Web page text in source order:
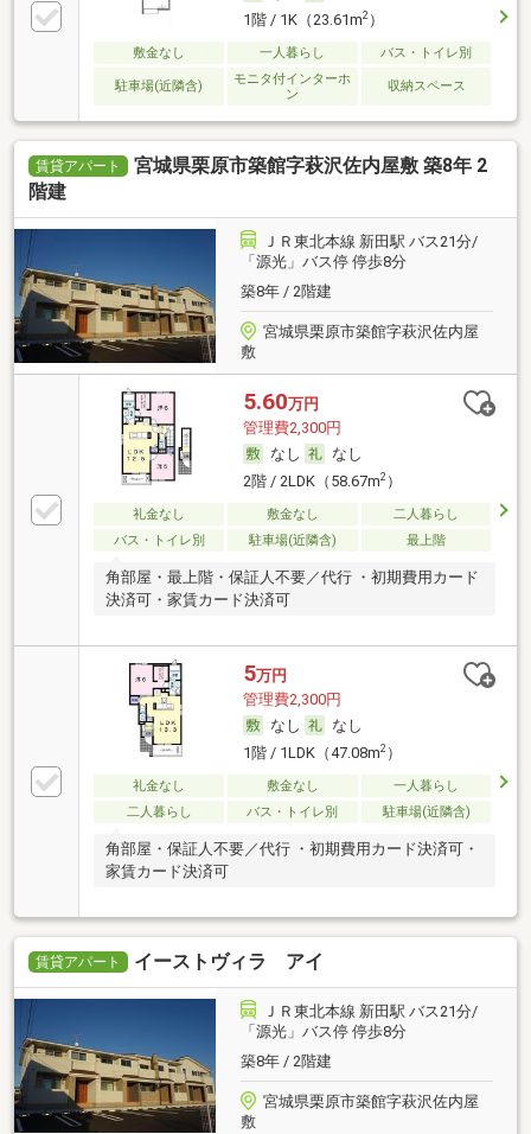
1階 / 1K（23.61m2）
敷金なし 一人暮らし バス・トイレ別
駐車場(近隣含)
モニタ付インターホ
ン
収納スペース
賃貸アパート
宮城県栗原市築館字萩沢佐内屋敷 築8年 2
階建
ＪＲ東北本線 新田駅 バス21分/
「源光」バス停 停歩8分
築8年 / 2階建
宮城県栗原市築館字萩沢佐内屋
敷
5.60万円
管理費2,300円
なし
なし
2階 / 2LDK（58.67m2）
礼金なし 敷金なし
二人暮らし
バス・トイレ別
駐車場(近隣含) 最上階
角部屋・最上階・保証人不要／代行 ・初期費用カード
決済可・家賃カード決済可
5万円
管理費2,300円
なし
なし
1階 / 1LDK（47.08m2）
礼金なし 敷金なし
一人暮らし
二人暮らし
バス・トイレ別 駐車場(近隣含)
角部屋・保証人不要／代行 ・初期費用カード決済可・
家賃カード決済可
賃貸アパート イーストヴィラ アイ
ＪＲ東北本線 新田駅 バス21分/
「源光」バス停 停歩8分
築8年 / 2階建
宮城県栗原市築館字萩沢佐内屋
敷